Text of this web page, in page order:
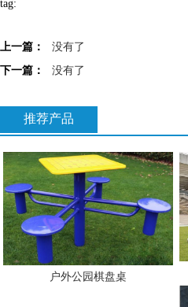
tag:
上一篇：
没有了
下一篇：
没有了
推荐产品
户外公园棋盘桌